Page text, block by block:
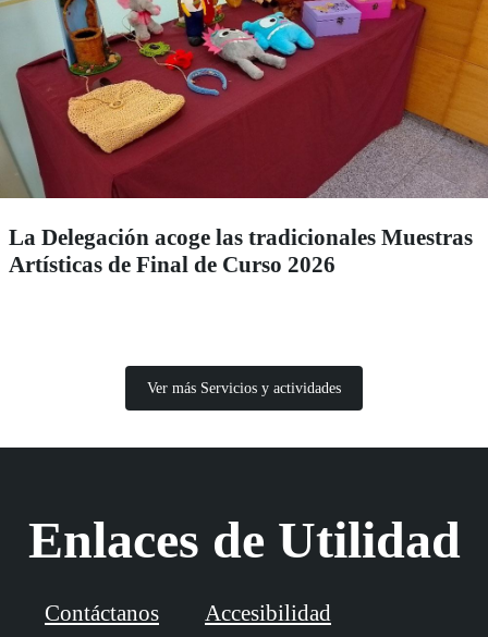
La Delegación acoge las tradicionales Muestras
Artísticas de Final de Curso 2026
Ver más Servicios y actividades
Enlaces de Utilidad
Contáctanos Accesibilidad